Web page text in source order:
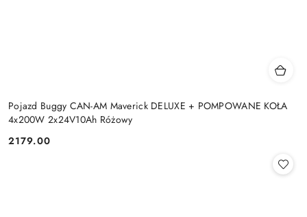
Pojazd Buggy CAN-AM Maverick DELUXE + POMPOWANE KOŁA
4x200W 2x24V10Ah Różowy
Cena:
2179.00